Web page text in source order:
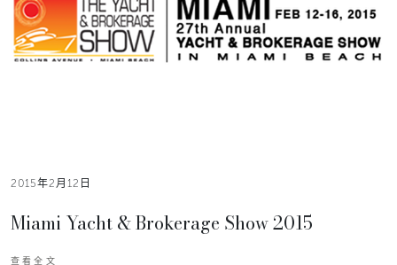
2015年2月12日
Miami Yacht & Brokerage Show 2015
查看全文